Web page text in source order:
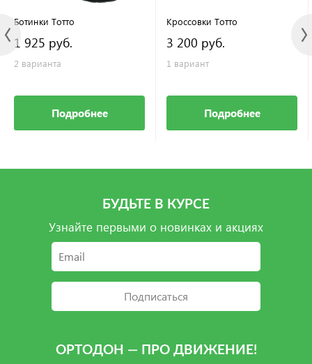
Ботинки Тотто
1 925 руб.
2 варианта
Подробнее
Кроссовки Тотто
3 200 руб.
1 вариант
Подробнее
БУДЬТЕ В КУРСЕ
Узнайте первыми о новинках и акциях
Подписаться
ОРТОДОН — ПРО ДВИЖЕНИЕ!